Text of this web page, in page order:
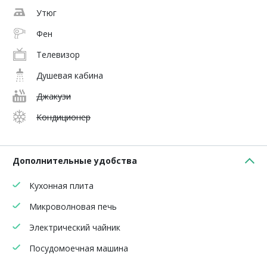
Утюг
Фен
Телевизор
Душевая кабина
Джакузи
Кондиционер
Дополнительные удобства
Кухонная плита
Микроволновая печь
Электрический чайник
Посудомоечная машина